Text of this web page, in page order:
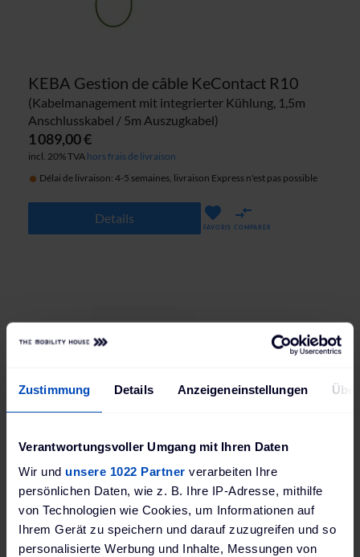
Zustimmung Details Anzeigeneinstellungen
Verantwortungsvoller Umgang mit Ihren Daten
Wir und unsere 1022 Partner verarbeiten Ihre
persönlichen Daten, wie z. B. Ihre IP-Adresse, mithilfe
von Technologien wie Cookies, um Informationen auf
Ihrem Gerät zu speichern und darauf zuzugreifen und so
personalisierte Werbung und Inhalte, Messungen von
KEBA Gestion de câble KeContact R10
(Kabelmanagement mit integrierter Kühlung, 1,5m
Anschlusskabel / 5m Auszugkabel)
1 089,00 €
incl. 20% TVA hors frais de livraison
Délai de livraison: 4-5 semaines, livraison Express n'est pas possible
Details
FAVORIS COMPARER
KEBA eMobility Solution small pour les hôtels et les entreprises